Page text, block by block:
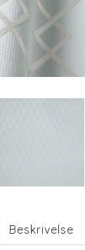
Beskrivelse